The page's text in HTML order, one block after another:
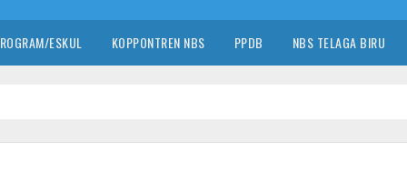
ESKUL KOPPONTREN NBS PPDB NBS TELAGA BIRU